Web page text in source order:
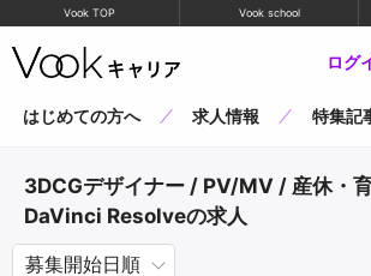
Vook TOP Vook school
ログ
はじめての方へ 求人情報 特集記
3DCGデザイナー / PV/MV / 産休・
DaVinci Resolveの求人